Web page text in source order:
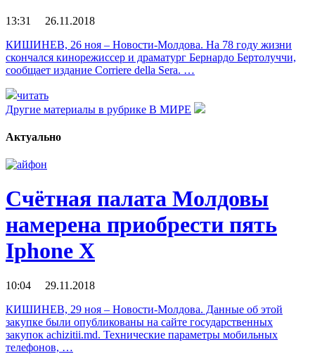
13:31 26.11.2018
КИШИНЕВ, 26 ноя – Новости-Молдова. На 78 году жизни
скончался кинорежиссер и драматург Бернардо Бертолуччи,
сообщает издание Corriere della Sera. …
читать
Другие материалы в рубрике В МИРЕ
Актуально
Счётная палата Молдовы
намерена приобрести пять
Iphone X
10:04 29.11.2018
КИШИНЕВ, 29 ноя – Новости-Молдова. Данные об этой
закупке были опубликованы на сайте государственных
закупок achizitii.md. Технические параметры мобильных
телефонов, …